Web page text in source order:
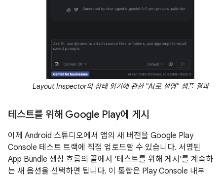
Layout Inspector의 상태 읽기에 관한 "AI로 설명" 샘플 결과
테스트를 위해 Google Play에 게시
이제 Android 스튜디오에서 앱의 새 버전을 Google Play
Console 테스트 트랙에 직접 업로드할 수 있습니다. 서명된
App Bundle 생성 흐름의 끝에서 '테스트를 위해 게시'를 계속하
는 새 옵션을 선택하면 됩니다. 이 통합은 Play Console 내부